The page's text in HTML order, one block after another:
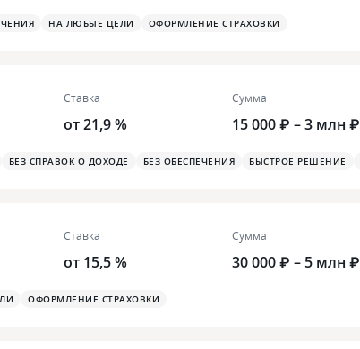
НА ЛЮБЫЕ ЦЕЛИ ОФОРМЛЕНИЕ СТРАХОВКИ
Ставка
от 21,9 %
Сумма
15 000 ₽ – 3 млн ₽
БЕЗ СПРАВОК О ДОХОДЕ БЕЗ ОБЕСПЕЧЕНИЯ БЫСТРОЕ РЕШЕНИЕ
Ставка
от 15,5 %
Сумма
30 000 ₽ – 5 млн ₽
ОФОРМЛЕНИЕ СТРАХОВКИ